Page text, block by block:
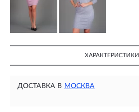
ХАРАКТЕРИСТИКИ
ДОСТАВКА В МОСКВА